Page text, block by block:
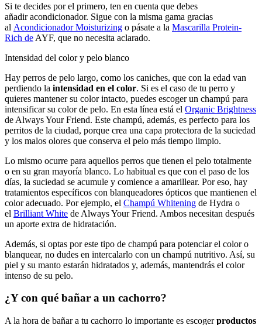
Si te decides por el primero, ten en cuenta que debes
añadir acondicionador. Sigue con la misma gama gracias
al Acondicionador Moisturizing o pásate a la Mascarilla Protein-
Rich de AYF, que no necesita aclarado.
Intensidad del color y pelo blanco
Hay perros de pelo largo, como los caniches, que con la edad van
perdiendo la intensidad en el color. Si es el caso de tu perro y
quieres mantener su color intacto, puedes escoger un champú para
intensificar su color de pelo. En esta línea está el Organic Brightness
de Always Your Friend. Este champú, además, es perfecto para los
perritos de la ciudad, porque crea una capa protectora de la suciedad
y los malos olores que conserva el pelo más tiempo limpio.
Lo mismo ocurre para aquellos perros que tienen el pelo totalmente
o en su gran mayoría blanco. Lo habitual es que con el paso de los
días, la suciedad se acumule y comience a amarillear. Por eso, hay
tratamientos específicos con blanqueadores ópticos que mantienen el
color adecuado. Por ejemplo, el Champú Whitening de Hydra o
el Brilliant White de Always Your Friend. Ambos necesitan después
un aporte extra de hidratación.
Además, si optas por este tipo de champú para potenciar el color o
blanquear, no dudes en intercalarlo con un champú nutritivo. Así, su
piel y su manto estarán hidratados y, además, mantendrás el color
intenso de su pelo.
¿Y con qué bañar a un cachorro?
A la hora de bañar a tu cachorro lo importante es escogerproductos